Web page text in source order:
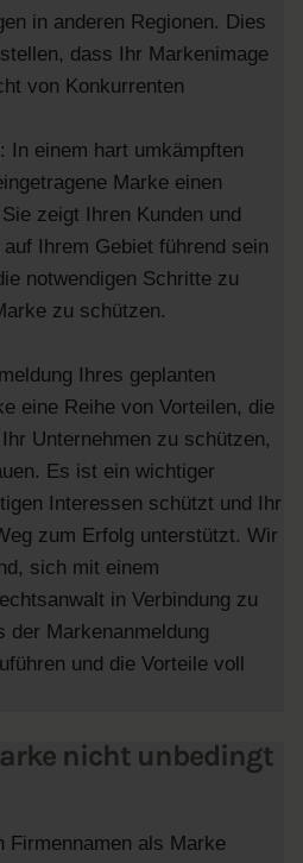
in anderen Regionen. Dies
dass Ihr Markenimage
von Konkurrenten
: In einem hart umkämpften
Marke einen
zeigt Ihren Kunden und
Ihrem Gebiet führend sein
notwendigen Schritte zu
zu schützen.
Ihres geplanten
eine Reihe von Vorteilen, die
Unternehmen zu schützen,
Es ist ein wichtiger
Interessen schützt und Ihr
zum Erfolg unterstützt. Wir
sich mit einem
in Verbindung zu
der Markenanmeldung
und die Vorteile voll
nicht unbedingt
Firmennamen als Marke